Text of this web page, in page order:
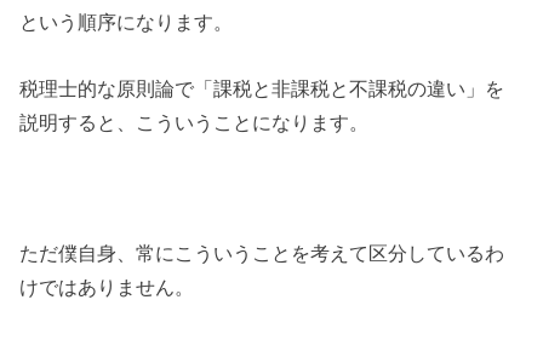
という順序になります。
税理士的な原則論で「課税と非課税と不課税の違い」を
説明すると、こういうことになります。
ただ僕自身、常にこういうことを考えて区分しているわ
けではありません。